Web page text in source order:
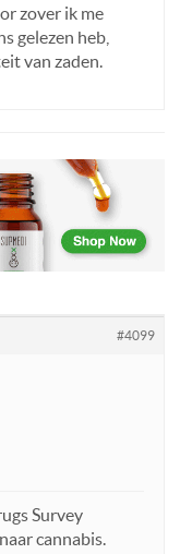
zover ik me
gelezen heb,
van zaden.
#4099
Survey
cannabis.